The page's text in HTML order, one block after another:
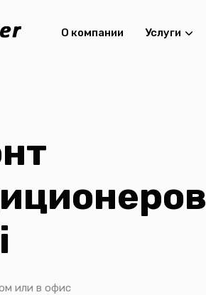
О компании Услуги
или в офис